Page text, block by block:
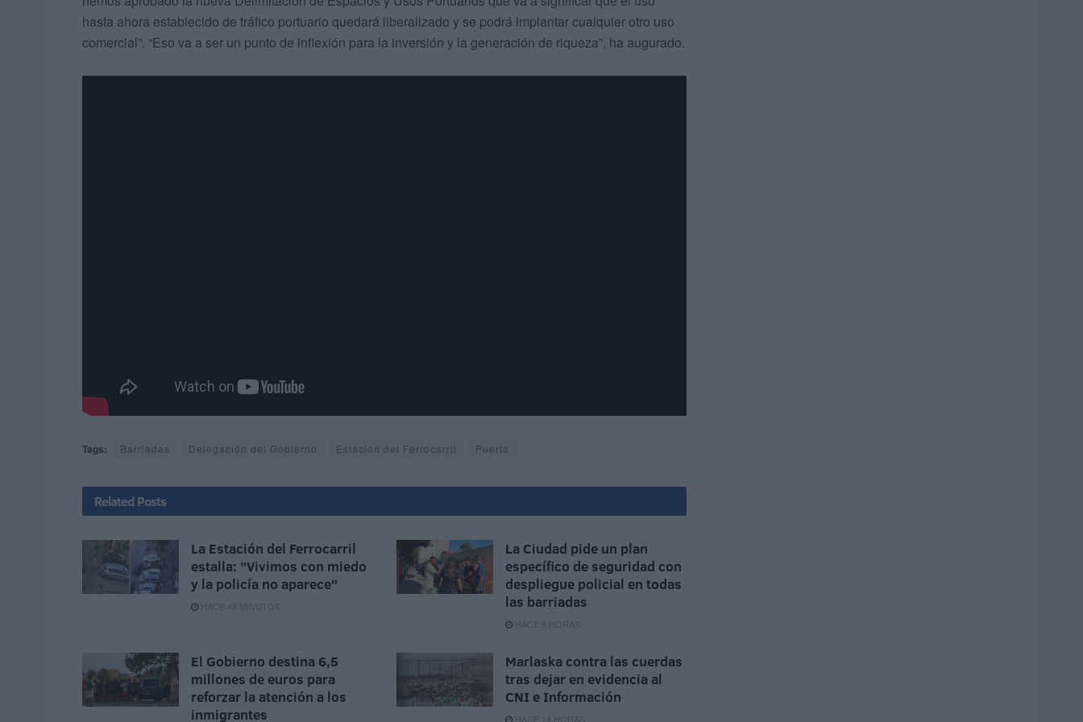
hasta ahora establecido de tráfico portuario quedará liberalizado y se podrá implantar cualquier otro uso
comercial”. “Eso va a ser un punto de inflexión para la inversión y la generación de riqueza”, ha augurado.
Tags: Barriadas Delegación del Gobierno Estación del Ferrocarril Puerto
Related Posts
La Estación del Ferrocarril
estalla: "Vivimos con miedo
y la policía no aparece"
HACE 48 MINUTOS
La Ciudad pide un plan
específico de seguridad con
despliegue policial en todas
las barriadas
HACE 6 HORAS
El Gobierno destina 6,5
millones de euros para
reforzar la atención a los
inmigrantes
Marlaska contra las cuerdas
tras dejar en evidencia al
CNI e Información
HACE 14 HORAS